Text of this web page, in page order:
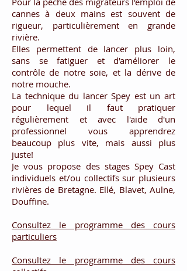
cannes à deux mains est souvent de
rigueur, particulièrement en grande
rivière.
Elles permettent de lancer plus loin,
sans se fatiguer et d'améliorer le
contrôle de notre soie, et la dérive de
notre mouche.
La technique du lancer Spey est un art
pour lequel il faut pratiquer
régulièrement et avec l'aide d'un
professionnel vous apprendrez
beaucoup plus vite, mais aussi plus
juste!
Je vous propose des stages Spey Cast
individuels et/ou collectifs sur plusieurs
rivières de Bretagne. Ellé, Blavet, Aulne,
Douffine.
Consultez le programme des cours
particuliers
Consultez le programme des cours